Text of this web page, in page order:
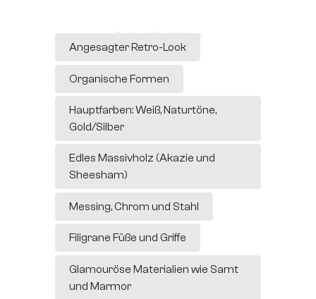
Angesagter Retro-Look
Organische Formen
Hauptfarben: Weiß, Naturtöne,
Gold/Silber
Edles Massivholz (Akazie und
Sheesham)
Messing, Chrom und Stahl
Filigrane Füße und Griffe
Glamouröse Materialien wie Samt
und Marmor